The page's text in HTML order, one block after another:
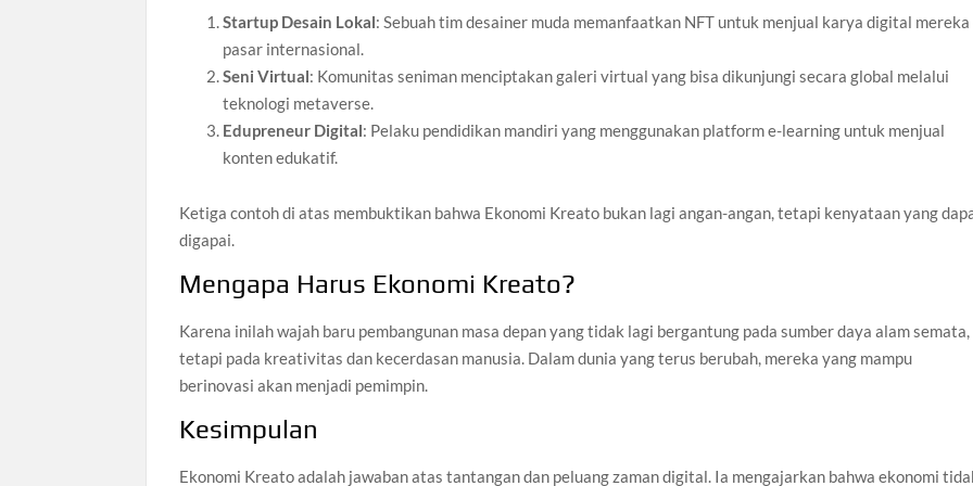
Startup Desain Lokal: Sebuah tim desainer muda memanfaatkan NFT untuk menjual karya digital mereka
pasar internasional.
Seni Virtual: Komunitas seniman menciptakan galeri virtual yang bisa dikunjungi secara global melalui
teknologi metaverse.
Edupreneur Digital: Pelaku pendidikan mandiri yang menggunakan platform e-learning untuk menjual
konten edukatif.
Ketiga contoh di atas membuktikan bahwa Ekonomi Kreato bukan lagi angan-angan, tetapi kenyataan yang
digapai.
Mengapa Harus Ekonomi Kreato?
Karena inilah wajah baru pembangunan masa depan yang tidak lagi bergantung pada sumber daya alam semata,
tetapi pada kreativitas dan kecerdasan manusia. Dalam dunia yang terus berubah, mereka yang mampu
berinovasi akan menjadi pemimpin.
Kesimpulan
Ekonomi Kreato adalah jawaban atas tantangan dan peluang zaman digital. Ia mengajarkan bahwa ekonomi